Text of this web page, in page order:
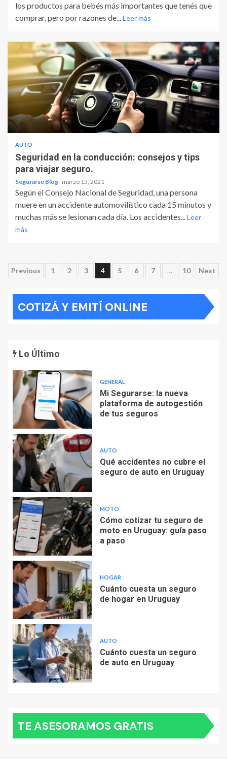
los productos para bebés más importantes que tenés que
comprar, pero por razones de...Leer más
AUTO
Seguridad en la conducción: consejos y tips
para viajar seguro.
Segurarse Blog marzo 15, 2021
Según el Consejo Nacional de Seguridad, una persona
muere en un accidente automovilístico cada 15 minutos y
muchas más se lesionan cada día. Los accidentes...Leer
más
Paginación
de
entradas
Previous 1 2 3 4 5 6 7 … 10 Next
COTIZÁ Y EMITÍ ONLINE
Lo Último
GENERAL
Mi Segurarse: la nueva
plataforma de autogestión
de tus seguros
AUTO
Qué accidentes no cubre el
seguro de auto en Uruguay
MOTO
Cómo cotizar tu seguro de
moto en Uruguay: guía paso
a paso
HOGAR
Cuánto cuesta un seguro
de hogar en Uruguay
AUTO
Cuánto cuesta un seguro
de auto en Uruguay
TE ASESORAMOS GRATIS